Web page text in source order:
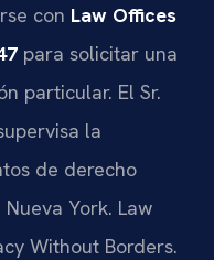
con Law Offices
para solicitar una
particular. El Sr.
la
de derecho
York. Law
Without Borders.